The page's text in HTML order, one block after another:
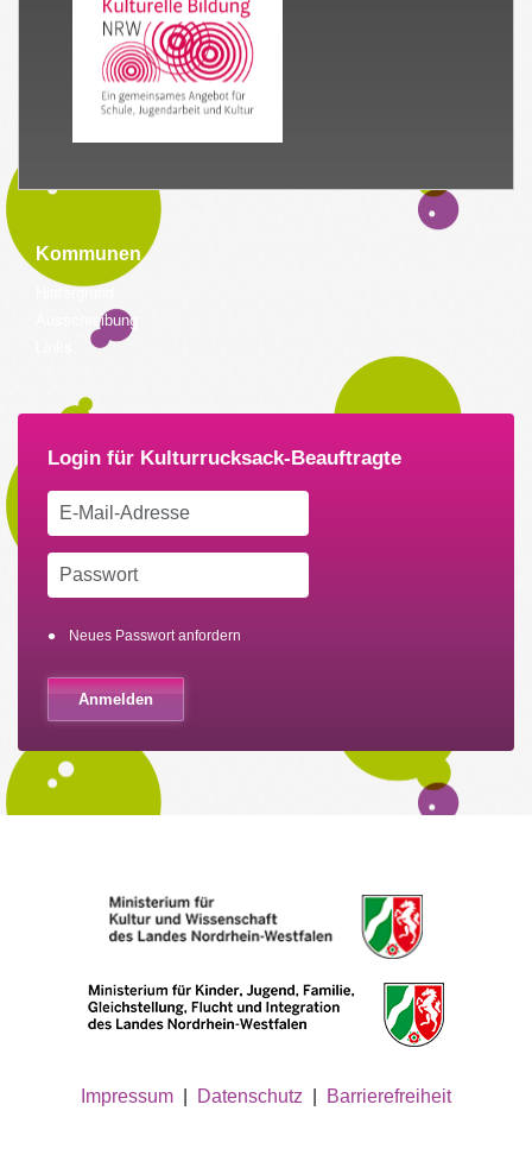
Kommunen
Hintergrund
Ausschreibung
Neues Passwort anfordern
Impressum Datenschutz Barrierefreiheit